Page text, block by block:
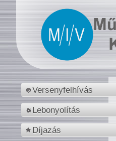
Versenyfelhívás
Lebonyolítás
Díjazás